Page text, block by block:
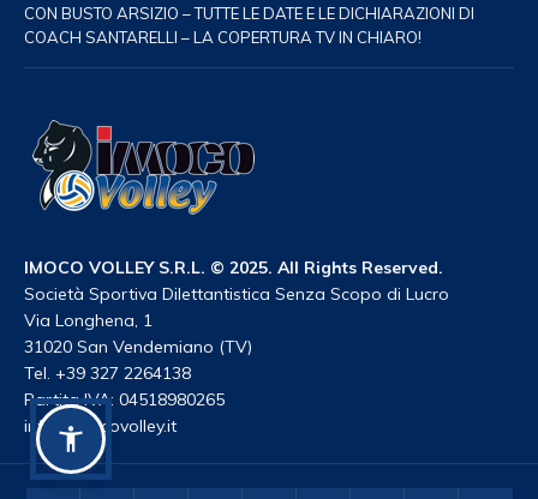
CON BUSTO ARSIZIO – TUTTE LE DATE E LE DICHIARAZIONI DI
COACH SANTARELLI – LA COPERTURA TV IN CHIARO!
IMOCO VOLLEY S.R.L. © 2025. All Rights Reserved.
Società Sportiva Dilettantistica Senza Scopo di Lucro
Via Longhena, 1
31020 San Vendemiano (TV)
Tel. +39 327 2264138
Partita IVA: 04518980265
info@imocovolley.it